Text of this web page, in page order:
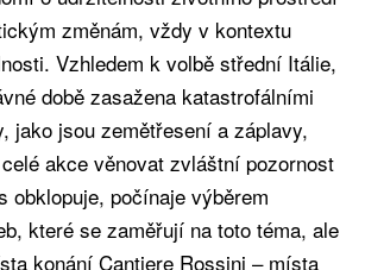
změnám, vždy v kontextu
Vzhledem k volbě střední Itálie,
době zasažena katastrofálními
jako jsou zemětřesení a záplavy,
akce věnovat zvláštní pozornost
obklopuje, počínaje výběrem
které se zaměřují na toto téma, ale
konání Cantiere Rossini – místa